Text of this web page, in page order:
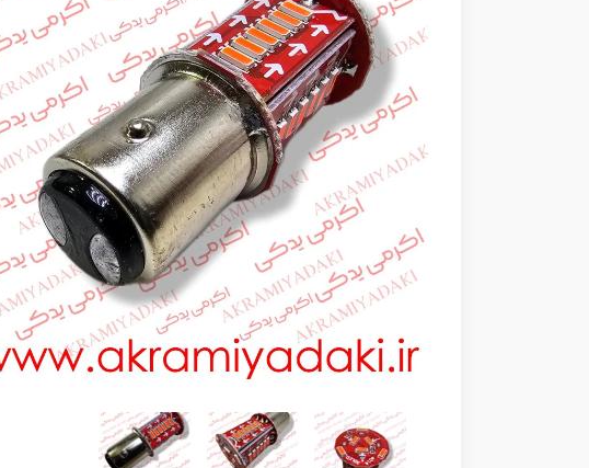
بسته ها سرموقع(بدون‌تاخیر)ارسال میگردد